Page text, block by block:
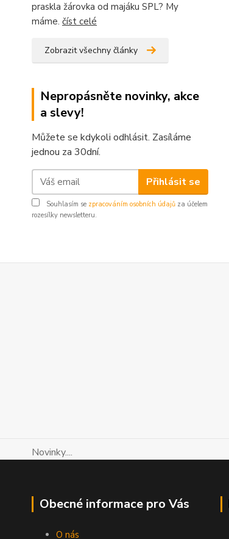
praskla žárovka od majáku SPL? My
máme. číst celé
Zobrazit všechny články
Nepropásněte novinky, akce
a slevy!
Můžete se kdykoli odhlásit. Zasíláme
jednou za 30dní.
Přihlásit se
Souhlasím se zpracováním osobních údajů za účelem
rozesílky newsletteru.
Novinky....
Obecné informace pro Vás
O nás